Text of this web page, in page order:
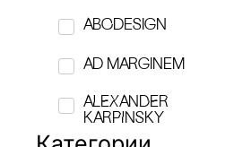
ABCdesign
Ad Marginem
ALEXANDER
KARPINSKY